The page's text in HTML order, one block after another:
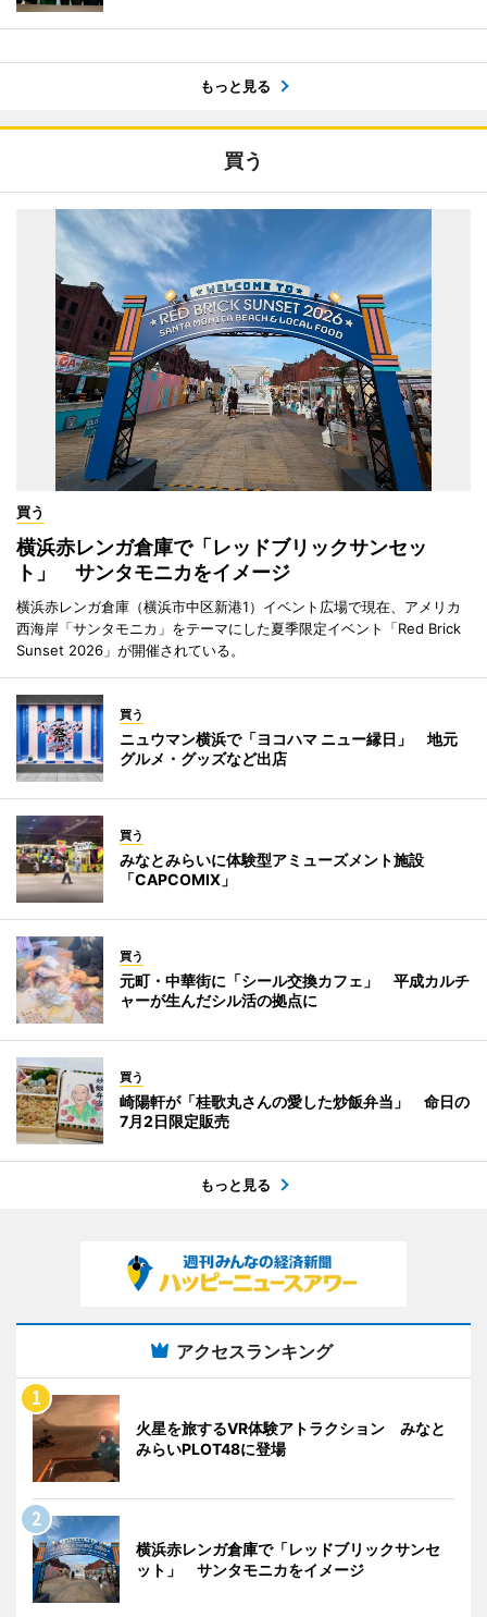
もっと見る
買う
買う
横浜赤レンガ倉庫で「レッドブリックサンセッ
ト」 サンタモニカをイメージ
横浜赤レンガ倉庫（横浜市中区新港1）イベント広場で現在、アメリカ
西海岸「サンタモニカ」をテーマにした夏季限定イベント「Red Brick
Sunset 2026」が開催されている。
買う
ニュウマン横浜で「ヨコハマ ニュー縁日」 地元
グルメ・グッズなど出店
買う
みなとみらいに体験型アミューズメント施設
「CAPCOMIX」
買う
元町・中華街に「シール交換カフェ」 平成カルチ
ャーが生んだシル活の拠点に
買う
崎陽軒が「桂歌丸さんの愛した炒飯弁当」 命日の
7月2日限定販売
もっと見る
アクセスランキング
火星を旅するVR体験アトラクション みなと
みらいPLOT48に登場
横浜赤レンガ倉庫で「レッドブリックサンセ
ット」 サンタモニカをイメージ